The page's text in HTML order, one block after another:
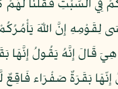
وَمَا خَلْفَهَا وَمَوْعِظَةً لِّلْمُتَّقِينَ (66) وَإِذْ
ادْعُ لَنَا رَبَّكَ يُبَيِّن لّنَا مَا هِيَ